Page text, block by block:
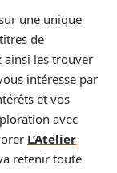
une unique
de
ainsi les trouver
intéresse par
et vos
avec
L’Atelier
retenir toute